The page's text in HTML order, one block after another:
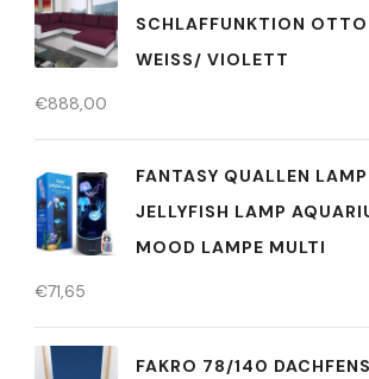
SCHLAFFUNKTION
WEISS/ VIOLETT
€888,00
FANTASY QUALLEN
JELLYFISH LAMP
MOOD LAMPE MULTI
€71,65
FAKRO 78/140